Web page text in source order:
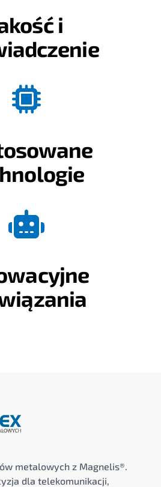
i
metalowych z Magnelis®.
dla telekomunikacji,